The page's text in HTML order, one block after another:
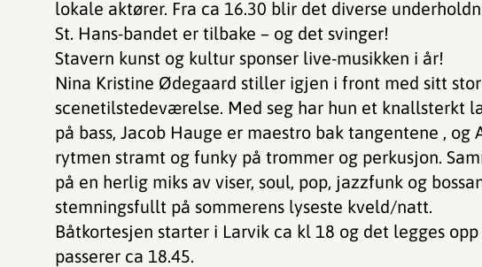
lokale aktører. Fra ca 16.30 blir det diverse
St. Hans-bandet er tilbake – og det svinger!
Stavern kunst og kultur sponser live-musikken i år!
Nina Kristine Ødegaard stiller igjen i front med sitt
scenetilstedeværelse. Med seg har hun et knallsterkt
på bass, Jacob Hauge er maestro bak tangentene , og
rytmen stramt og funky på trommer og perkusjon.
på en herlig miks av viser, soul, pop, jazzfunk og
stemningsfullt på sommerens lyseste kveld/natt.
Båtkortesjen starter i Larvik ca kl 18 og det legges
passerer ca 18.45.